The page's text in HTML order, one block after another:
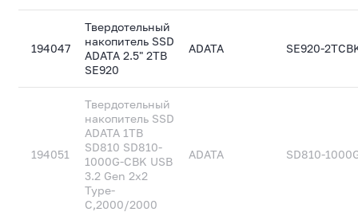
194047
Твердотельный
накопитель SSD
ADATA 2.5" 2TB
SE920
ADATA SE920-
194051
Твердотельный
накопитель SSD
ADATA 1TB
SD810 SD810-
1000G-CBK USB
3.2 Gen 2x2
Type-
C,2000/2000
ADATA SD810-